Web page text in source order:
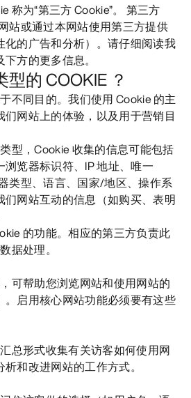
称为“第三方 Cookie”。 第三方
站或通过本网站使用第三方提供
化的广告和分析）。请仔细阅读我
方的更多信息。
的 COOKIE ？
不同目的。我们使用 Cookie 的主
网站上的体验，以及用于营销目
型，Cookie 收集的信息可能包括
览器标识符、IP 地址、唯一
类型、语言、国家/地区、操作系
网站互动的信息（如购买、表明
的功能。相应的第三方负责此
据处理。
可帮助您浏览网站和使用网站的
。启用核心网站功能必须要有这些
总形式收集有关访客如何使用网
和改进网站的工作方式。